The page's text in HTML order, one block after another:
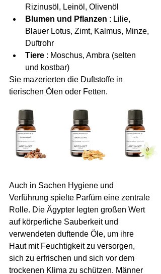
Rizinusöl, Leinöl, Olivenöl
Blumen und Pflanzen : Lilie,
Blauer Lotus, Zimt, Kalmus, Minze,
Duftrohr
Tiere : Moschus, Ambra (selten
und kostbar)
Sie mazerierten die Duftstoffe in
tierischen Ölen oder Fetten.
Auch in Sachen Hygiene und
Verführung spielte Parfüm eine zentrale
Rolle. Die Ägypter legten großen Wert
auf körperliche Sauberkeit und
verwendeten duftende Öle, um ihre
Haut mit Feuchtigkeit zu versorgen,
sich zu erfrischen und sich vor dem
trockenen Klima zu schützen. Männer